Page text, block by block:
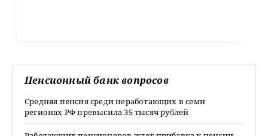
Пенсионный банк вопросов
Средняя пенсия среди неработающих в семи
регионах РФ превысила 35 тысяч рублей